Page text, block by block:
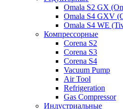
Omala S2 GX
Omala S4 GXV
Omala S4 WE
Компрессорные
Corena S2
Corena S3
Corena S4
Vacuum Pump
Air Tool
Refrigeration
Gas Compressor
Индустриальные